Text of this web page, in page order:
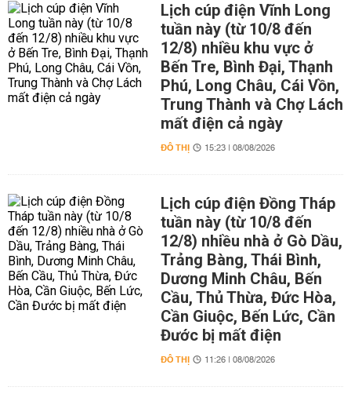
Lịch cúp điện Vĩnh Long
tuần này (từ 10/8 đến
12/8) nhiều khu vực ở
Bến Tre, Bình Đại, Thạnh
Phú, Long Châu, Cái Vồn,
Trung Thành và Chợ Lách
mất điện cả ngày
ĐÔ THỊ 15:23 | 08/08/2026
Lịch cúp điện Đồng Tháp
tuần này (từ 10/8 đến
12/8) nhiều nhà ở Gò Dầu,
Trảng Bàng, Thái Bình,
Dương Minh Châu, Bến
Cầu, Thủ Thừa, Đức Hòa,
Cần Giuộc, Bến Lức, Cần
Đước bị mất điện
ĐÔ THỊ 11:26 | 08/08/2026